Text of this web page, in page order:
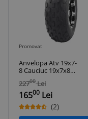
Promovat
Anvelopa Atv 19x7-
8 Cauciuc 19x7x8
Tubeless
22700 Lei
16500 Lei
(2)